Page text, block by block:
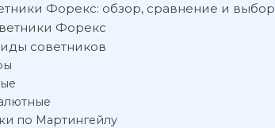
Форекс: обзор, сравнение и выбор
Форекс
советников
по Мартингейлу